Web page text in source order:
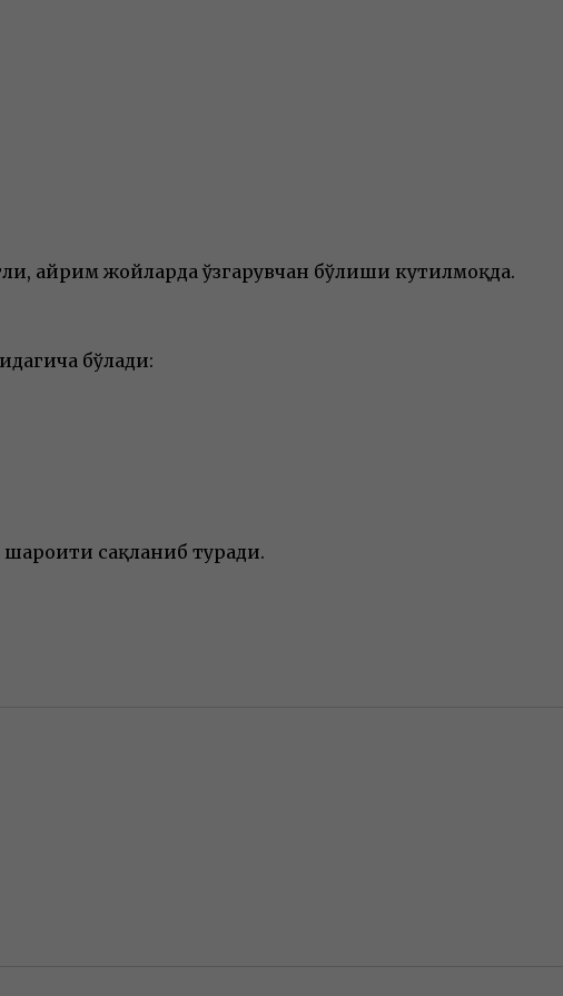
айрим жойларда ўзгарувчан бўлиши кутилмоқда.
бўлади:
шароити сақланиб туради.